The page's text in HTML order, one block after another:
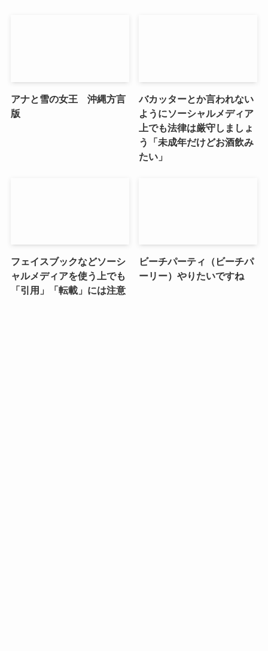
アナと雪の女王 沖縄方言
版
バカッターとか言われない
ようにソーシャルメディア
上でも法律は厳守しましょ
う「未成年だけどお酒飲み
たい」
フェイスブックなどソーシ
ャルメディアを使う上でも
「引用」「転載」には注意
ビーチパーティ（ビーチパ
ーリー）やりたいですね